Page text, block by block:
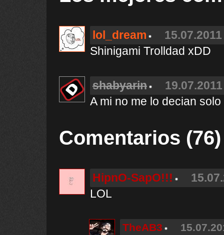
lol_dream
Shinigami Trolldad xDD
shabyarin
A mi no me lo decian
Comentarios (76)
HipnO-SapO!!!
LOL
TheAB3